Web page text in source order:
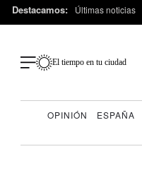
Destacamos: Últimas noticias
El tiempo en tu ciudad
OPINIÓN ESPAÑA